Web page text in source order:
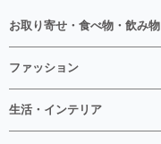
お取り寄せ・食べ物・飲み物
ファッション
生活・インテリア